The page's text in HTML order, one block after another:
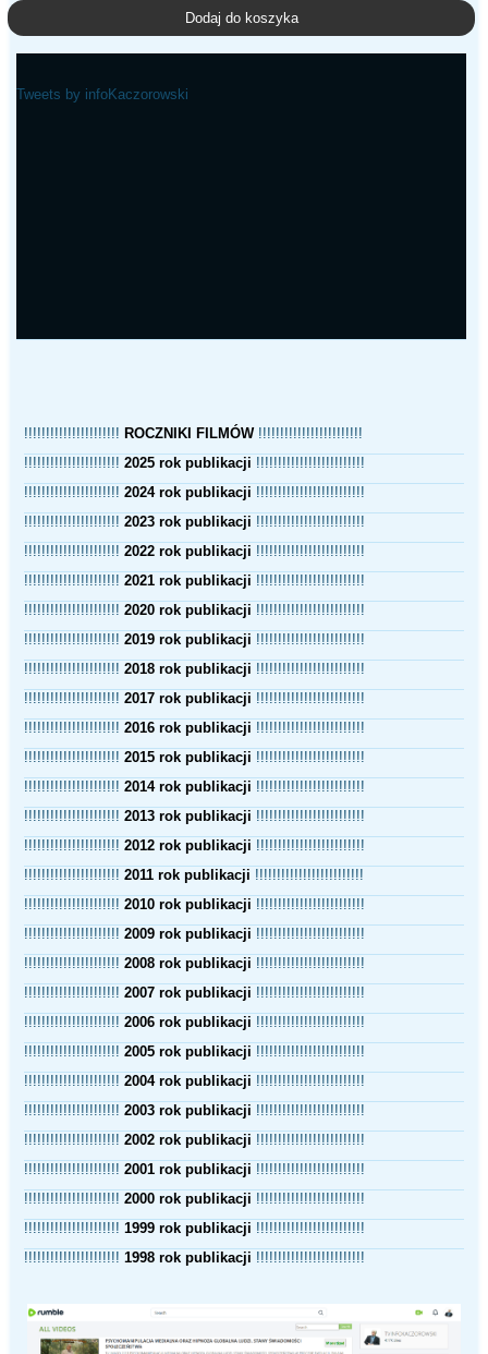
Dodaj do koszyka
Tweets by infoKaczorowski
!!!!!!!!!!!!!!!!!!!!!!ROCZNIKI FILMÓW!!!!!!!!!!!!!!!!!!!!!!!!
!!!!!!!!!!!!!!!!!!!!!!2025 rok publikacji !!!!!!!!!!!!!!!!!!!!!!!!!
!!!!!!!!!!!!!!!!!!!!!!2024 rok publikacji !!!!!!!!!!!!!!!!!!!!!!!!!
!!!!!!!!!!!!!!!!!!!!!!2023 rok publikacji !!!!!!!!!!!!!!!!!!!!!!!!!
!!!!!!!!!!!!!!!!!!!!!!2022 rok publikacji !!!!!!!!!!!!!!!!!!!!!!!!!
!!!!!!!!!!!!!!!!!!!!!!2021 rok publikacji !!!!!!!!!!!!!!!!!!!!!!!!!
!!!!!!!!!!!!!!!!!!!!!!2020 rok publikacji !!!!!!!!!!!!!!!!!!!!!!!!!
!!!!!!!!!!!!!!!!!!!!!!2019 rok publikacji !!!!!!!!!!!!!!!!!!!!!!!!!
!!!!!!!!!!!!!!!!!!!!!!2018 rok publikacji !!!!!!!!!!!!!!!!!!!!!!!!!
!!!!!!!!!!!!!!!!!!!!!!2017 rok publikacji !!!!!!!!!!!!!!!!!!!!!!!!!
!!!!!!!!!!!!!!!!!!!!!!2016 rok publikacji !!!!!!!!!!!!!!!!!!!!!!!!!
!!!!!!!!!!!!!!!!!!!!!!2015 rok publikacji !!!!!!!!!!!!!!!!!!!!!!!!!
!!!!!!!!!!!!!!!!!!!!!!2014 rok publikacji !!!!!!!!!!!!!!!!!!!!!!!!!
!!!!!!!!!!!!!!!!!!!!!!2013 rok publikacji !!!!!!!!!!!!!!!!!!!!!!!!!
!!!!!!!!!!!!!!!!!!!!!!2012 rok publikacji !!!!!!!!!!!!!!!!!!!!!!!!!
!!!!!!!!!!!!!!!!!!!!!!2011 rok publikacji !!!!!!!!!!!!!!!!!!!!!!!!!
!!!!!!!!!!!!!!!!!!!!!!2010 rok publikacji !!!!!!!!!!!!!!!!!!!!!!!!!
!!!!!!!!!!!!!!!!!!!!!!2009 rok publikacji !!!!!!!!!!!!!!!!!!!!!!!!!
!!!!!!!!!!!!!!!!!!!!!!2008 rok publikacji !!!!!!!!!!!!!!!!!!!!!!!!!
!!!!!!!!!!!!!!!!!!!!!!2007 rok publikacji !!!!!!!!!!!!!!!!!!!!!!!!!
!!!!!!!!!!!!!!!!!!!!!!2006 rok publikacji !!!!!!!!!!!!!!!!!!!!!!!!!
!!!!!!!!!!!!!!!!!!!!!!2005 rok publikacji !!!!!!!!!!!!!!!!!!!!!!!!!
!!!!!!!!!!!!!!!!!!!!!!2004 rok publikacji !!!!!!!!!!!!!!!!!!!!!!!!!
!!!!!!!!!!!!!!!!!!!!!!2003 rok publikacji !!!!!!!!!!!!!!!!!!!!!!!!!
!!!!!!!!!!!!!!!!!!!!!!2002 rok publikacji !!!!!!!!!!!!!!!!!!!!!!!!!
!!!!!!!!!!!!!!!!!!!!!!2001 rok publikacji !!!!!!!!!!!!!!!!!!!!!!!!!
!!!!!!!!!!!!!!!!!!!!!!2000 rok publikacji !!!!!!!!!!!!!!!!!!!!!!!!!
!!!!!!!!!!!!!!!!!!!!!!1999 rok publikacji !!!!!!!!!!!!!!!!!!!!!!!!!
!!!!!!!!!!!!!!!!!!!!!!1998 rok publikacji !!!!!!!!!!!!!!!!!!!!!!!!!